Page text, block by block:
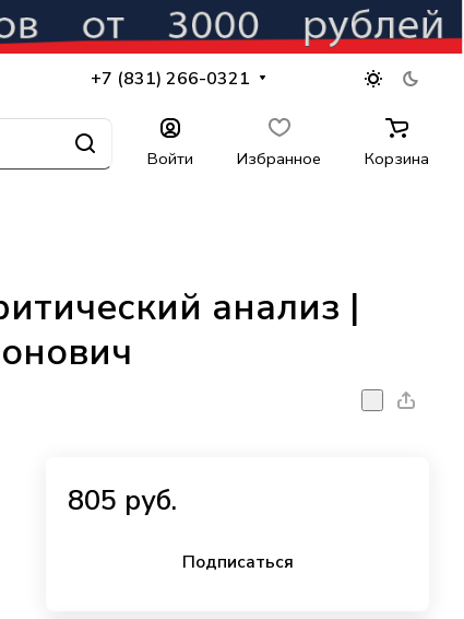
+7 (831) 266-0321
Войти Избранное Корзина
анализ |
805 руб.
Подписаться